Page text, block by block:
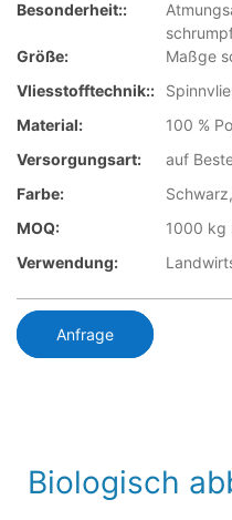
Besonderheit::
Größe:
Maßge
Vliesstofftechnik::
Material:
100 %
Versorgungsart:
auf
Farbe:
MOQ:
1000 kg
Verwendung:
Anfrage
Biologisch